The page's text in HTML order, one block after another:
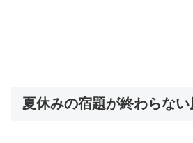
夏休みの宿題が終わらない